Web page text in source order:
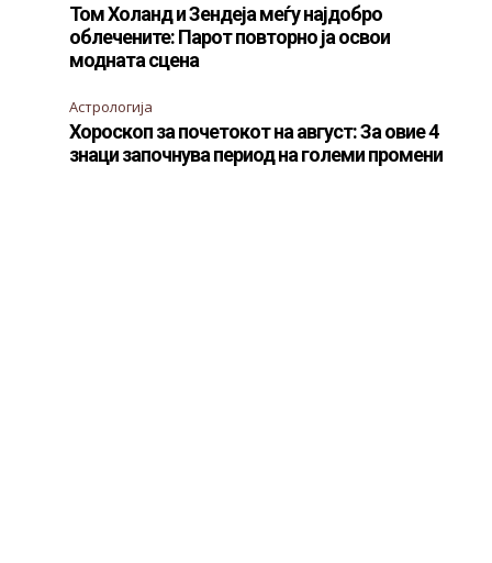
Том Холанд и Зендеја меѓу најдобро
облечените: Парот повторно ја освои
модната сцена
Астрологија
Хороскоп за почетокот на август: За овие 4
знаци започнува период на големи промени